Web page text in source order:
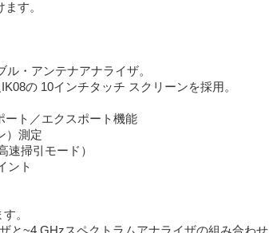
す。
ル・アンテナアナライザ。
IK08の 10インチタッチ スクリーンを採用。
ート／エクスポート機能
）測定
速掃引モード）
ント
。